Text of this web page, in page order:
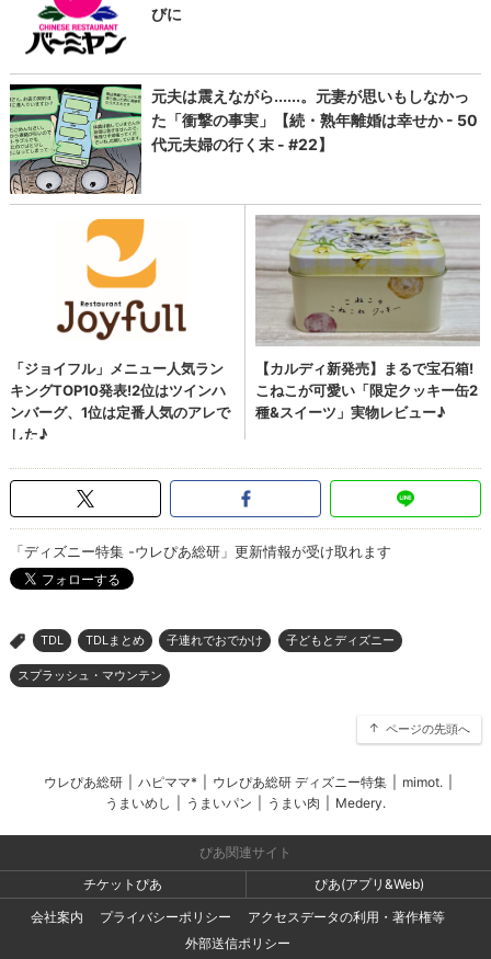
「ディズニー特集 -ウレぴあ総研」更新情報が受け取れます
> TDL TDLまとめ 子連れでおでかけ 子どもとディズニー
スプラッシュ・マウンテン
ページの先頭へ
ウレぴあ総研 ハピママ* ウレぴあ総研 ディズニー特集 mimot.
うまいめし
うまいパン うまい肉 Medery.
ぴあ関連サイト
チケットぴあ
ぴあ(アプリ&Web)
会社案内
プライバシーポリシー
アクセスデータの利用・著作権等
外部送信ポリシー